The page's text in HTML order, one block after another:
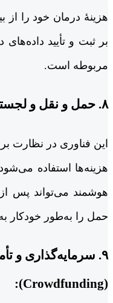
هزینۀ درمان خود را
بر ثبت و تأیید داده‌های
مربوطه است.
۸. حمل و نقل و لجستیک:
این فناوری در نظارت
هزینه‌ها استفاده
هوشمند می‌تواند پس از
حمل را به‌طور خودکار
۹. سرمایه‌گذاری و
(Crowdfunding):